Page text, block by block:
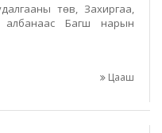
төв, Захиргаа,
албанаас Багш нарын
Цааш